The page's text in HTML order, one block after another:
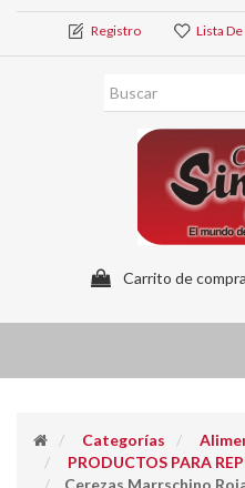
Registro Lista
Carrito de
Categorías
PRODUCTOS PARA
Cerezas Marrschino